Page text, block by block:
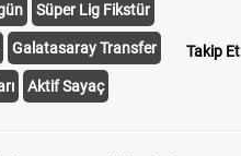
Süper Lig Fikstür
Galatasaray Transfer
Aktif Sayaç
Takip Et